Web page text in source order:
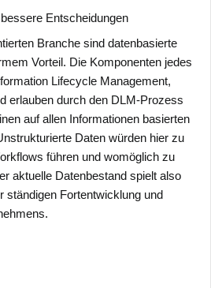
Entscheidungen
Branche sind datenbasierte
Vorteil. Die Komponenten jedes
Lifecycle Management,
erlauben durch den DLM-Prozess
auf allen Informationen basierten
Daten würden hier zu
führen und womöglich zu
aktuelle Datenbestand spielt also
ständigen Fortentwicklung und